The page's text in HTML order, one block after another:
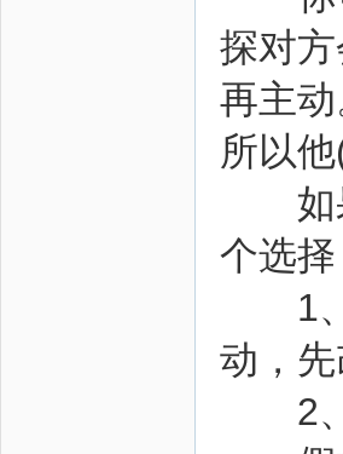
探对
再主
所以
如果
个选择
1、
动，
2、